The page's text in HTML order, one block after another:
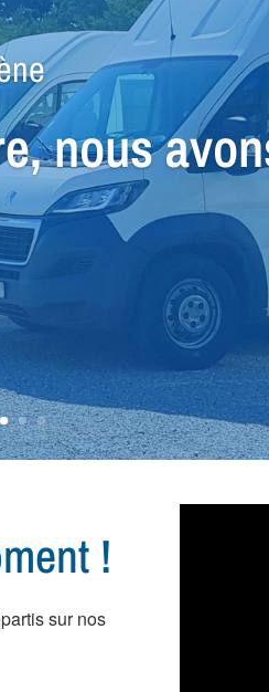
dans
!
sur nos